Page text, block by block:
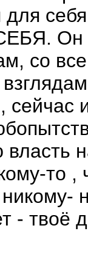
Он
со
то
-